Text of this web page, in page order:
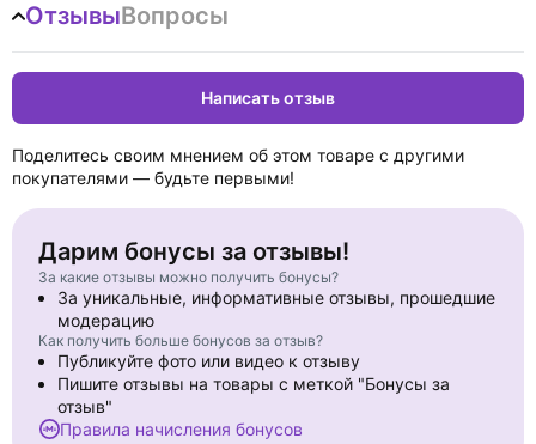
ОтзывыВопросы
Написать отзыв
Поделитесь своим мнением об этом товаре с другими
покупателями — будьте первыми!
Дарим бонусы за отзывы!
За какие отзывы можно получить бонусы?
За уникальные, информативные отзывы, прошедшие
модерацию
Как получить больше бонусов за отзыв?
Публикуйте фото или видео к отзыву
Пишите отзывы на товары с меткой "Бонусы за
отзыв"
Правила начисления бонусов